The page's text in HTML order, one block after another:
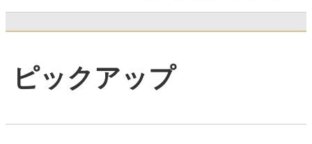
ピックアップ